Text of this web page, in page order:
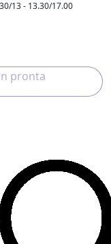
13 - 13.30/17.00
pronta